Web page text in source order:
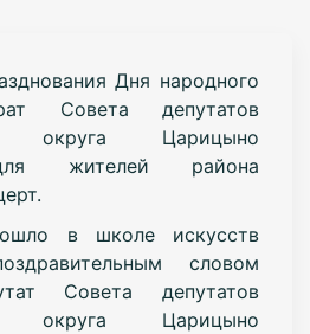
Дня народного
Советадепутатов
округа Царицыно
жителей района
в школе искусств
словом
Совета депутатов
округа Царицыно